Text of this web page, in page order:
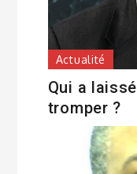
Actualité
Qui a
tromper ?